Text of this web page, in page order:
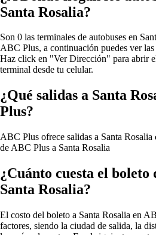
Santa Rosalia?
Son 0 las terminales de autobuses en
ABC Plus, a continuación puedes ver
Haz click en "Ver Dirección" para abrir
terminal desde tu celular.
¿Qué salidas a Santa
Plus?
ABC Plus ofrece salidas a Santa Rosalia
de ABC Plus a Santa Rosalia
¿Cuánto cuesta el boleto
Santa Rosalia?
El costo del boleto a Santa Rosalia en
factores, siendo la ciudad de salida, la